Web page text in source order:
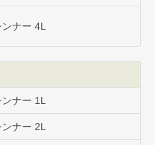
ンナー 4L
ンナー 1L
ンナー 2L